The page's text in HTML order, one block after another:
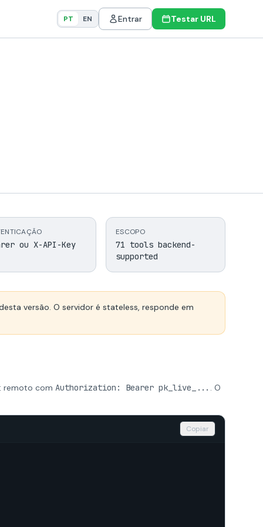
PT EN Entrar Testar URL
ou X-API-Key
ESCOPO
71 tools backend-
supported
versão. O servidor é stateless, responde em
remoto com Authorization: Bearer pk_live_... . O
Copiar